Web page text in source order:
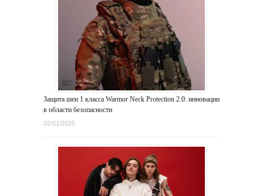
Защита шеи 1 класса Warmor Neck Protection 2.0: инновации
в области безопасности
02/01/2025